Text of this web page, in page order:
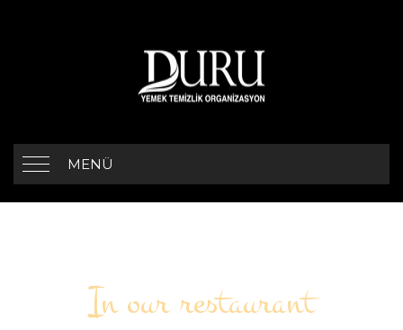
MENÜ
In our restaurant